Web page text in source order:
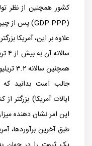
کشور همچنین از نظر
(GDP PPP) پس از چین در رتبه دوم جهان قرار دارد.
علاوه بر این، آمریکا
جالب است بدانید که
ایالات آمریکا) بزرگتر
این امر نشان دهنده